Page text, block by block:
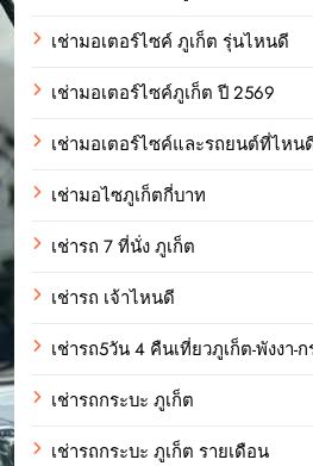
เช่ามอเตอร์ไซค์ ภูเก็ต รุ่นไหนดี
เช่ามอเตอร์ไซค์ภูเก็ต ปี 2569
เช่ามอเตอร์ไซค์และรถยนต์ที่ไหน
เช่ามอไซภูเก็ตกี่บาท
เช่ารถ 7 ที่นั่ง ภูเก็ต
เช่ารถ เจ้าไหนดี
เช่ารถ5วัน 4 คืนเที่ยวภูเก็ต-พังงา-
เช่ารถกระบะ ภูเก็ต
เช่ารถกระบะ ภูเก็ต รายเดือน